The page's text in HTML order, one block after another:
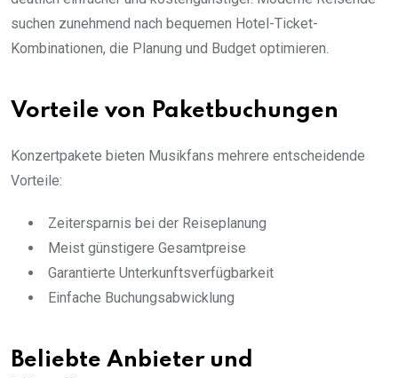
suchen zunehmend nach bequemen Hotel-Ticket-
Kombinationen, die Planung und Budget optimieren.
Vorteile von Paketbuchungen
Konzertpakete bieten Musikfans mehrere entscheidende
Vorteile:
Zeitersparnis bei der Reiseplanung
Meist günstigere Gesamtpreise
Garantierte Unterkunftsverfügbarkeit
Einfache Buchungsabwicklung
Beliebte Anbieter und